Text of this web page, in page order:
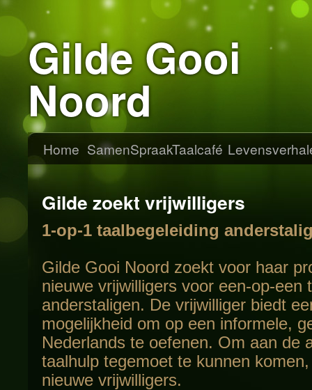
Gilde Gooi
Noord
Home SamenSpraakTaalcafé
Gilde zoekt vrijwilligers
1-op-1 taalbegeleiding
Gilde Gooi Noord zoekt voor haar
nieuwe vrijwilligers voor een-op-een
anderstaligen. De vrijwilliger biedt
mogelijkheid om op een informele,
Nederlands te oefenen. Om aan de
taalhulp tegemoet te kunnen
nieuwe vrijwilligers.